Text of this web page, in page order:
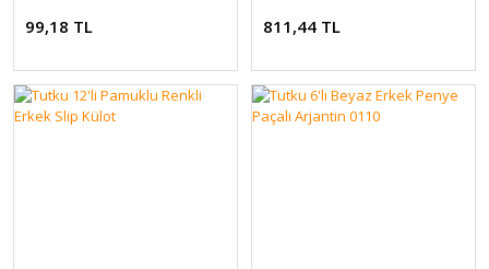
99,18 TL 811,44 TL